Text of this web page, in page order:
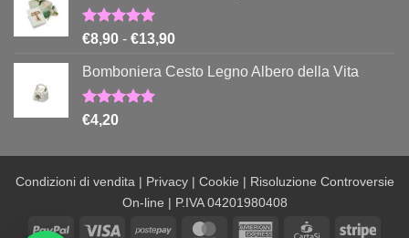
Valutato
€8,90 - €13,90Fascia
prezzo:
€13,90
Bomboniera Cesto Legno Albero della Vita
Valutato
€4,20
Condizioni di vendita| Privacy| Cookie | Risoluzione Controversie
On-line | P.IVA 04201980408
PayPal
Visa Postepay MasterCardAmerican CartaSi Stripe